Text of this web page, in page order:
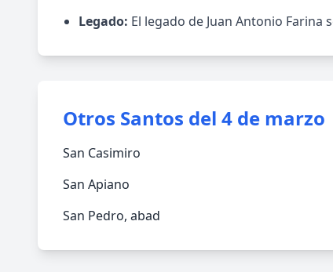
Legado: El legado de Juan Antonio
Otros Santos del 4 de marzo
San Casimiro
San Apiano
San Pedro, abad